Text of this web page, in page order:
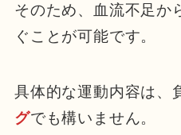
そのため、血流不足か
ぐことが可能です。
具体的な運動内容は、
グでも構いません。